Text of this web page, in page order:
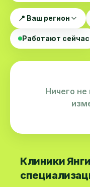
📍 Ваш регион
Работают сейчас
Ничего
Клиники